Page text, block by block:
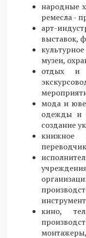
народные
ремесла -
арт-
выставок,
музеи,
отдых и
мода и
одежды и
создание
книжное
кино,